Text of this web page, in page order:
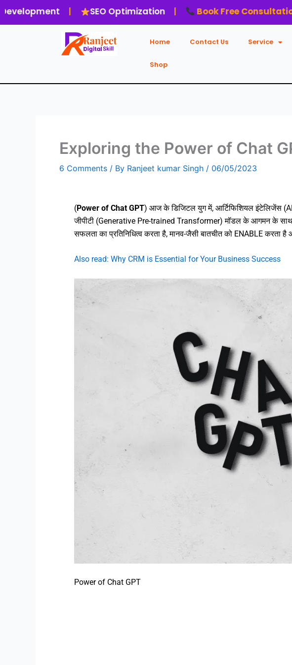
| SEO Optimization | Book Free Consultation |
Home Contact Us Service
Shop
Exploring the Power of Chat
6 Comments / By Ranjeet kumar Singh / 06/05/2023
(Power of Chat GPT) आज के डिजिटल युग में, आर्टिफिशियल इंटेलिजेंस (AI)
जीपीटी (Generative Pre-trained Transformer) मॉडल के आगमन के साथ
सफलता का प्रतिनिधित्व करता है, मानव-जैसी बातचीत को ENABLE
Also read: Why CRM is Essential for Your Business Success
Power of Chat GPT